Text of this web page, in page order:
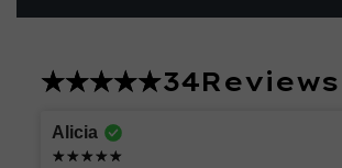
34Reviews
Alicia